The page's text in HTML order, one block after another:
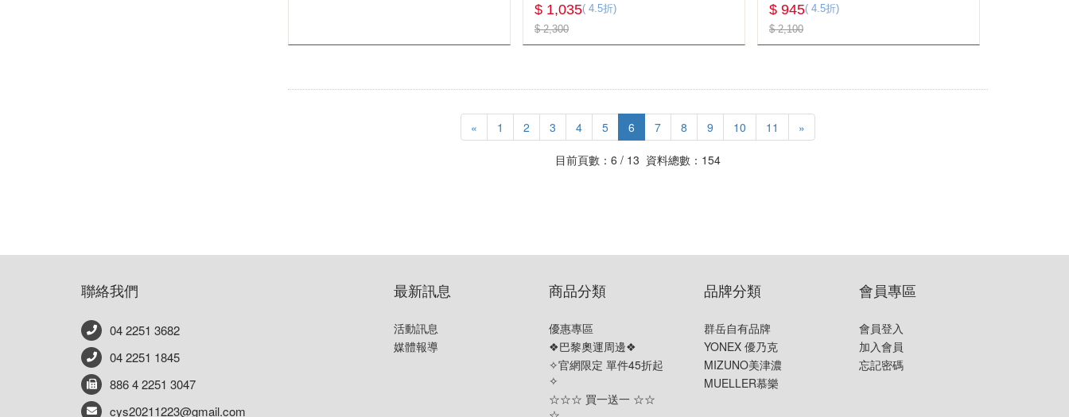
$ 1,035( 4.5折)
$ 2,300
$ 945( 4.5折)
$ 2,100
« 1 2 3 4 5 6 7 8 9 10 11 »
目前頁數：6 / 13 資料總數：154
聯絡我們
04 2251 3682
04 2251 1845
886 4 2251 3047
cys20211223@gmail.com
最新訊息
活動訊息
媒體報導
商品分類
優惠專區
❖巴黎奧運周邊❖
✧官網限定 單件45折起
✧
☆☆☆ 買一送一 ☆☆
品牌分類
群岳自有品牌
YONEX 優乃克
MIZUNO美津濃
MUELLER慕樂
會員專區
會員登入
加入會員
忘記密碼